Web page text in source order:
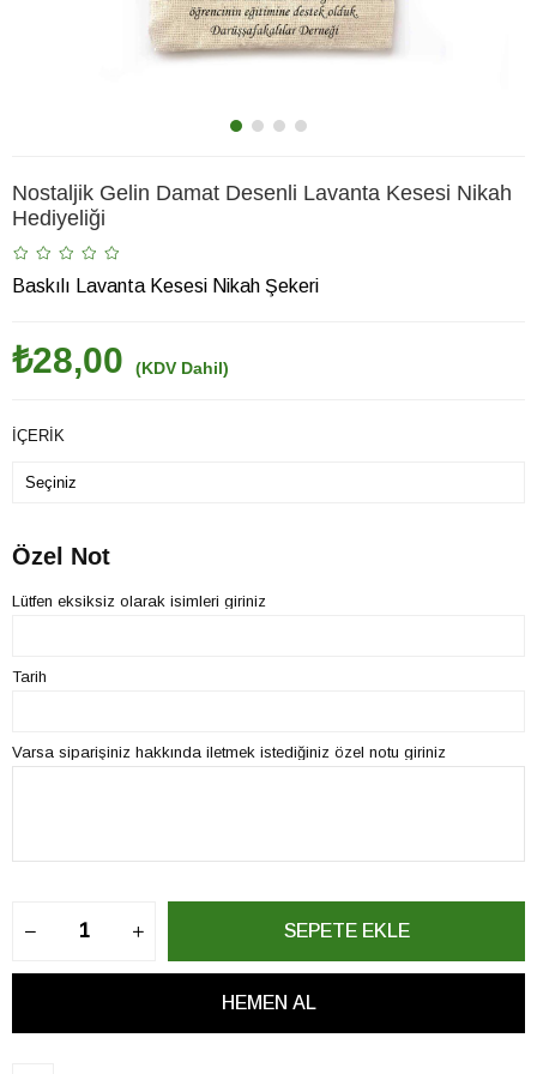
Nostaljik Gelin Damat Desenli Lavanta Kesesi Nikah
Hediyeliği
Baskılı Lavanta Kesesi Nikah Şekeri
₺28,00 (KDV Dahil)
İÇERİK
Özel Not
Lütfen eksiksiz olarak isimleri giriniz
Tarih
Varsa siparişiniz hakkında iletmek istediğiniz özel notu giriniz